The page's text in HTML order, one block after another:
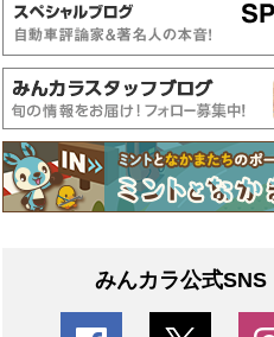
みんカラ公式SNS